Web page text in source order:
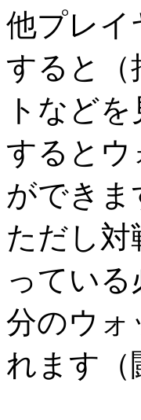
他プレイ
すると（
トなど
するとウ
ができま
ただし
ってい
分のウォ
れます（